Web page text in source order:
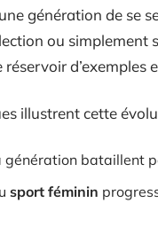
génération de se
ou simplement
d’exemples
illustrent cette
génération bataillent
sport féminin